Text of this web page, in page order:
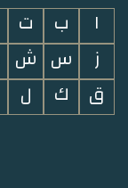
ا ب ت
ز
س ش
ق
ك ل